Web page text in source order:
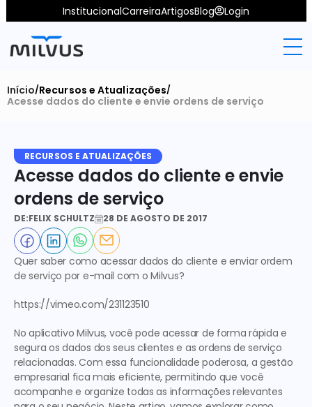
InstitucionalCarreiraArtigosBlog Login
Início/Recursos e Atualizações/
Acesse dados do cliente e envie ordens de serviço
RECURSOS E ATUALIZAÇÕES
Acesse dados do cliente e envie
ordens de serviço
DE:FELIX SCHULTZ 28 DE AGOSTO DE 2017
Quer saber como acessar dados do cliente e enviar ordem
de serviço por e-mail com o Milvus?
https://vimeo.com/231123510
No aplicativo Milvus, você pode acessar de forma rápida e
segura os dados dos seus clientes e as ordens de serviço
relacionadas. Com essa funcionalidade poderosa, a gestão
empresarial fica mais eficiente, permitindo que você
acompanhe e organize todas as informações relevantes